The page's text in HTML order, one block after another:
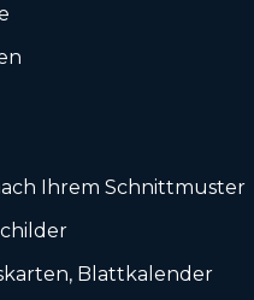
Ihrem Schnittmuster
Blattkalender